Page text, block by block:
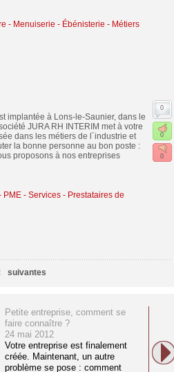
- Menuiserie - Ébénisterie - Métiers
implantée à Lons-le-Saunier, dans le
JURA RH INTERIM met à votre
dans les métiers de l´industrie et
la bonne personne au bon poste :
proposons à nos entreprises
PME- Services - Prestataires de
0
0
0
suivantes
Petite entreprise, comment se
faire connaître ?
24 mai 2012
Votre entreprise est finalement
créée. Maintenant, un autre
problème se pose : comment